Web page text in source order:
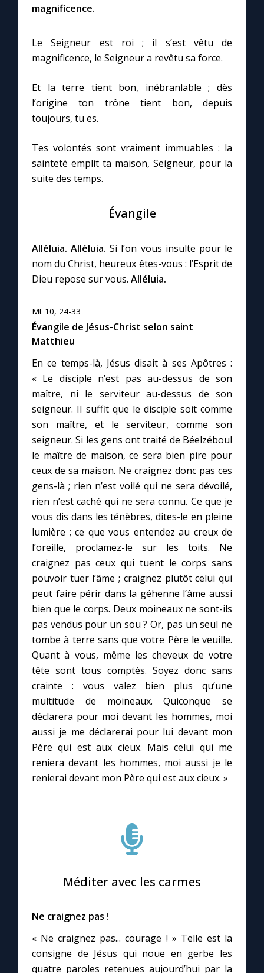
Marie de Nazareth
magnificence.
Le Seigneur est roi ; il s’est vêtu de
magnificence, le Seigneur a revêtu sa force.
Et la terre tient bon, inébranlable ; dès
l’origine ton trône tient bon, depuis
toujours, tu es.
Tes volontés sont vraiment immuables : la
sainteté emplit ta maison, Seigneur, pour la
suite des temps.
Évangile
Alléluia. Alléluia.Si l’on vous insulte pour le
nom du Christ, heureux êtes-vous : l’Esprit de
Dieu repose sur vous. Alléluia.
Mt 10, 24-33
Évangile de Jésus-Christ selon saint
Matthieu
En ce temps-là, Jésus disait à ses Apôtres :
« Le disciple n’est pas au-dessus de son
maître, ni le serviteur au-dessus de son
seigneur. Il suffit que le disciple soit comme
son maître, et le serviteur, comme son
seigneur. Si les gens ont traité de Béelzéboul
le maître de maison, ce sera bien pire pour
ceux de sa maison. Ne craignez donc pas ces
gens-là ; rien n’est voilé qui ne sera dévoilé,
rien n’est caché qui ne sera connu. Ce que je
vous dis dans les ténèbres, dites-le en pleine
lumière ; ce que vous entendez au creux de
l’oreille, proclamez-le sur les toits. Ne
craignez pas ceux qui tuent le corps sans
pouvoir tuer l’âme ; craignez plutôt celui qui
peut faire périr dans la géhenne l’âme aussi
bien que le corps. Deux moineaux ne sont-ils
pas vendus pour un sou ? Or, pas un seul ne
tombe à terre sans que votre Père le veuille.
Quant à vous, même les cheveux de votre
tête sont tous comptés. Soyez donc sans
crainte : vous valez bien plus qu’une
multitude de moineaux. Quiconque se
déclarera pour moi devant les hommes, moi
aussi je me déclarerai pour lui devant mon
Père qui est aux cieux. Mais celui qui me
reniera devant les hommes, moi aussi je le
renierai devant mon Père qui est aux cieux. »
Méditer avec les carmes
Ne craignez pas !
« Ne craignez pas... courage ! » Telle est la
consigne de Jésus qui noue en gerbe les
quatre paroles retenues aujourd’hui par la